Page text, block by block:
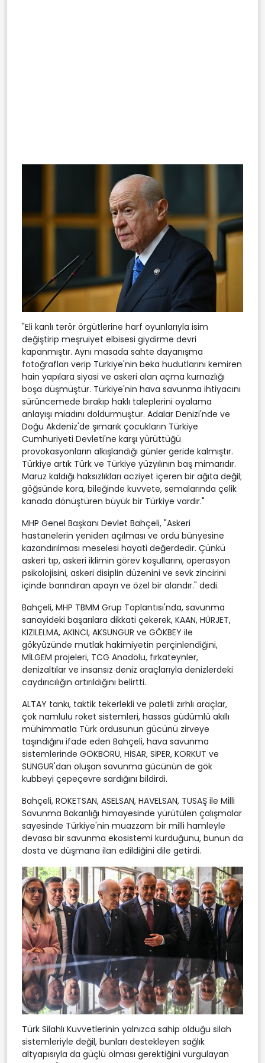
"Eli kanlı terör örgütlerine harf oyunlarıyla isim
değiştirip meşruiyet elbisesi giydirme devri
kapanmıştır. Aynı masada sahte dayanışma
fotoğrafları verip Türkiye'nin beka hudutlarını kemiren
hain yapılara siyasi ve askeri alan açma kurnazlığı
boşa düşmüştür. Türkiye'nin hava savunma ihtiyacını
sürüncemede bırakıp haklı taleplerini oyalama
anlayışı miadını doldurmuştur. Adalar Denizi'nde ve
Doğu Akdeniz'de şımarık çocukların Türkiye
Cumhuriyeti Devleti'ne karşı yürüttüğü
provokasyonların alkışlandığı günler geride kalmıştır.
Türkiye artık Türk ve Türkiye yüzyılının baş mimarıdır.
Maruz kaldığı haksızlıkları acziyet içeren bir ağıta değil;
göğsünde kora, bileğinde kuvvete, semalarında çelik
kanada dönüştüren büyük bir Türkiye vardır."
MHP Genel Başkanı Devlet Bahçeli, "Askeri
hastanelerin yeniden açılması ve ordu bünyesine
kazandırılması meselesi hayati değerdedir. Çünkü
askeri tıp, askeri iklimin görev koşullarını, operasyon
psikolojisini, askeri disiplin düzenini ve sevk zincirini
içinde barındıran apayrı ve özel bir alandır." dedi.
Bahçeli, MHP TBMM Grup Toplantısı'nda, savunma
sanayideki başarılara dikkati çekerek, KAAN, HÜRJET,
KIZILELMA, AKINCI, AKSUNGUR ve GÖKBEY ile
gökyüzünde mutlak hakimiyetin perçinlendiğini,
MİLGEM projeleri, TCG Anadolu, fırkateynler,
denizaltılar ve insansız deniz araçlarıyla denizlerdeki
caydırıcılığın artırıldığını belirtti.
ALTAY tankı, taktik tekerlekli ve paletli zırhlı araçlar,
çok namlulu roket sistemleri, hassas güdümlü akıllı
mühimmatla Türk ordusunun gücünü zirveye
taşındığını ifade eden Bahçeli, hava savunma
sistemlerinde GÖKBÖRÜ, HİSAR, SİPER, KORKUT ve
SUNGUR'dan oluşan savunma gücünün de gök
kubbeyi çepeçevre sardığını bildirdi.
Bahçeli, ROKETSAN, ASELSAN, HAVELSAN, TUSAŞ ile Milli
Savunma Bakanlığı himayesinde yürütülen çalışmalar
sayesinde Türkiye'nin muazzam bir milli hamleyle
devasa bir savunma ekosistemi kurduğunu, bunun da
dosta ve düşmana ilan edildiğini dile getirdi.
Türk Silahlı Kuvvetlerinin yalnızca sahip olduğu silah
sistemleriyle değil, bunları destekleyen sağlık
altyapısıyla da güçlü olması gerektiğini vurgulayan